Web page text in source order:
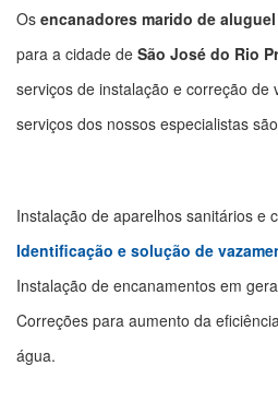
Os encanadores marido de aluguel
para a cidade de São José do Rio
serviços de instalação e correção de
serviços dos nossos especialistas
Instalação de aparelhos sanitários e
Identificação e solução de
Instalação de encanamentos em
Correções para aumento da
água.